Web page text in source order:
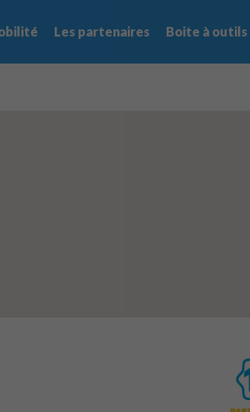
Les partenaires Boite à outils